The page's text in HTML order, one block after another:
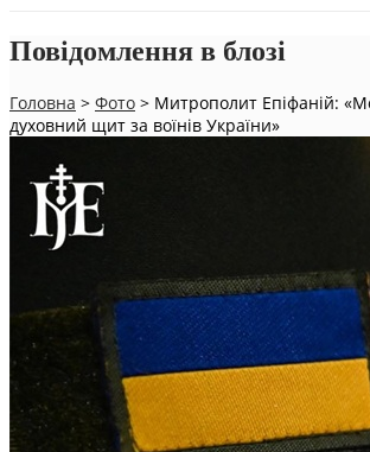
Повідомлення в блозі
Головна > Фото > Митрополит Епіфаній:
духовний щит за воїнів України»